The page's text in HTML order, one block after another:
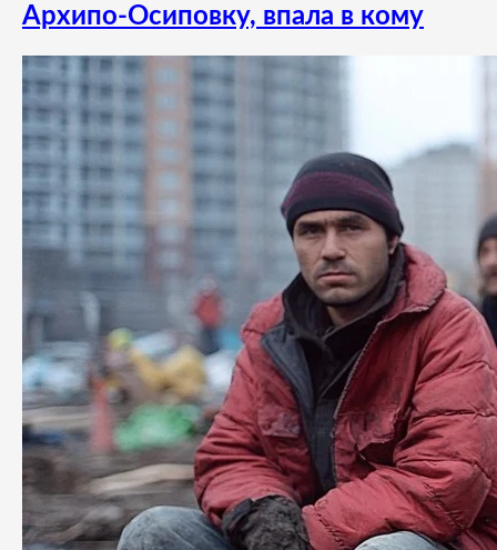
Архипо-Осиповку, впала в кому